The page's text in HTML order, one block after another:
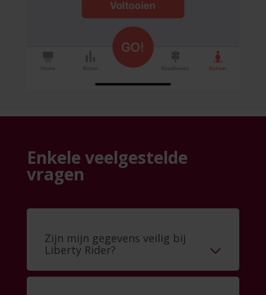
Enkele veelgestelde
vragen
Zijn mijn gegevens veilig bij
Liberty Rider?